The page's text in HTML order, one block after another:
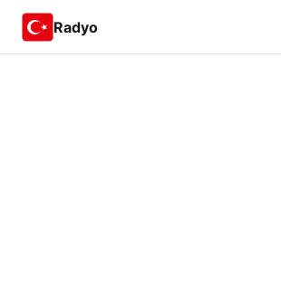
Radyo